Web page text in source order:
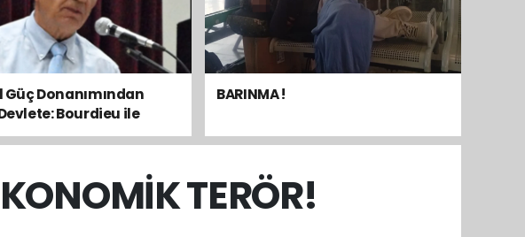
Güç Donanımından
Bourdieu ile
Dengeyi Okumak
BARINMA !
TERÖR!